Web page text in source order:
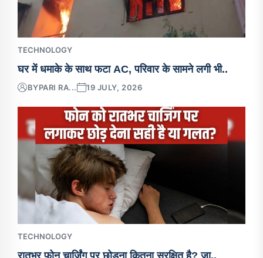
TECHNOLOGY
घर में धमाके के साथ फटा AC, परिवार के सामने लगी भी..
BYPARI RA... 19 JULY, 2026
TECHNOLOGY
रातभर फोन चार्जिंग पर छोड़ना कितना सुरक्षित है? जा..